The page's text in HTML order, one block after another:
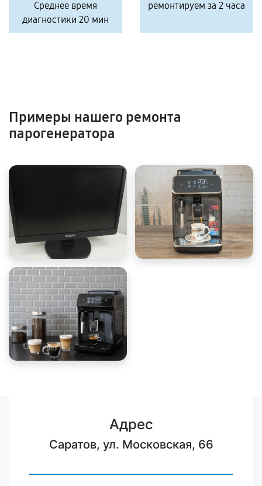
Среднее время
диагностики 20 мин
ремонтируем за 2 часа
Примеры нашего ремонта
парогенератора
Адрес
Саратов, ул. Московская, 66